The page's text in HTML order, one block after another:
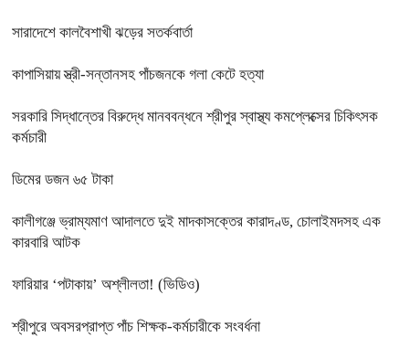
সারাদেশে কালবৈশাখী ঝড়ের সতর্কবার্তা
কাপাসিয়ায় স্ত্রী-সন্তানসহ পাঁচজনকে গলা কেটে হত্যা
সরকারি সিদ্ধান্তের বিরুদ্ধে মানববন্ধনে শ্রীপুর স্বাস্থ্য কমপ্লেক্সের চিকিৎসক
কর্মচারী
ডিমের ডজন ৬৫ টাকা
কালীগঞ্জে ভ্রাম্যমাণ আদালতে দুই মাদকাসক্তের কারাদণ্ড, চোলাইমদসহ এক
কারবারি আটক
ফারিয়ার ‘পটাকায়’ অশ্লীলতা! (ভিডিও)
শ্রীপুরে অবসরপ্রাপ্ত পাঁচ শিক্ষক-কর্মচারীকে সংবর্ধনা